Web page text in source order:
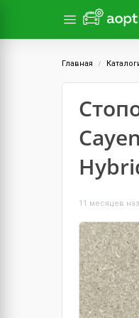
Главная
11 месяцев